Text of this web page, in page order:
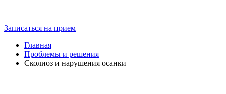
Записаться на прием
Главная
Проблемы и решения
Сколиоз и нарушения осанки